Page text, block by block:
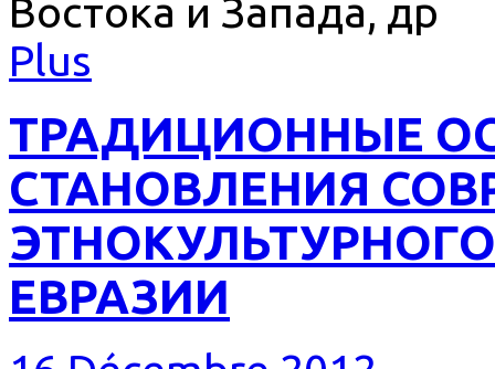
Востока и Запада, др
Plus
ТРАДИЦИОННЫЕ
СТАНОВЛЕНИЯ
ЕВРАЗИИ